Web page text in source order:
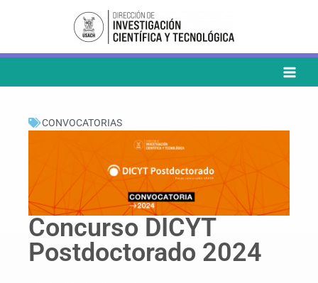
CONVOCATORIAS
Concurso DICYT
Postdoctorado 2024